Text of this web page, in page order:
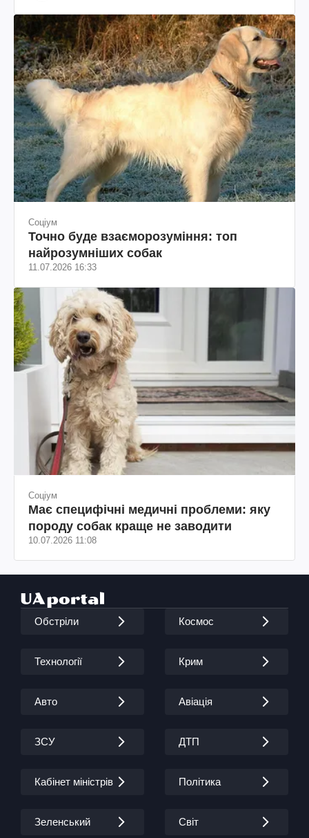
Соціум
Точно буде взаєморозуміння: топ
найрозумніших собак
11.07.2026 16:33
Соціум
Має специфічні медичні проблеми: яку
породу собак краще не заводити
10.07.2026 11:08
Обстріли Космос
Технології Крим
Авто Авіація
ЗСУ ДТП
Кабінет міністрів Політика
Зеленський Світ